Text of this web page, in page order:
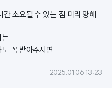
소요될 수 있는 점 미리 양해
꼭 받아주시면
2025.01.06 13:23